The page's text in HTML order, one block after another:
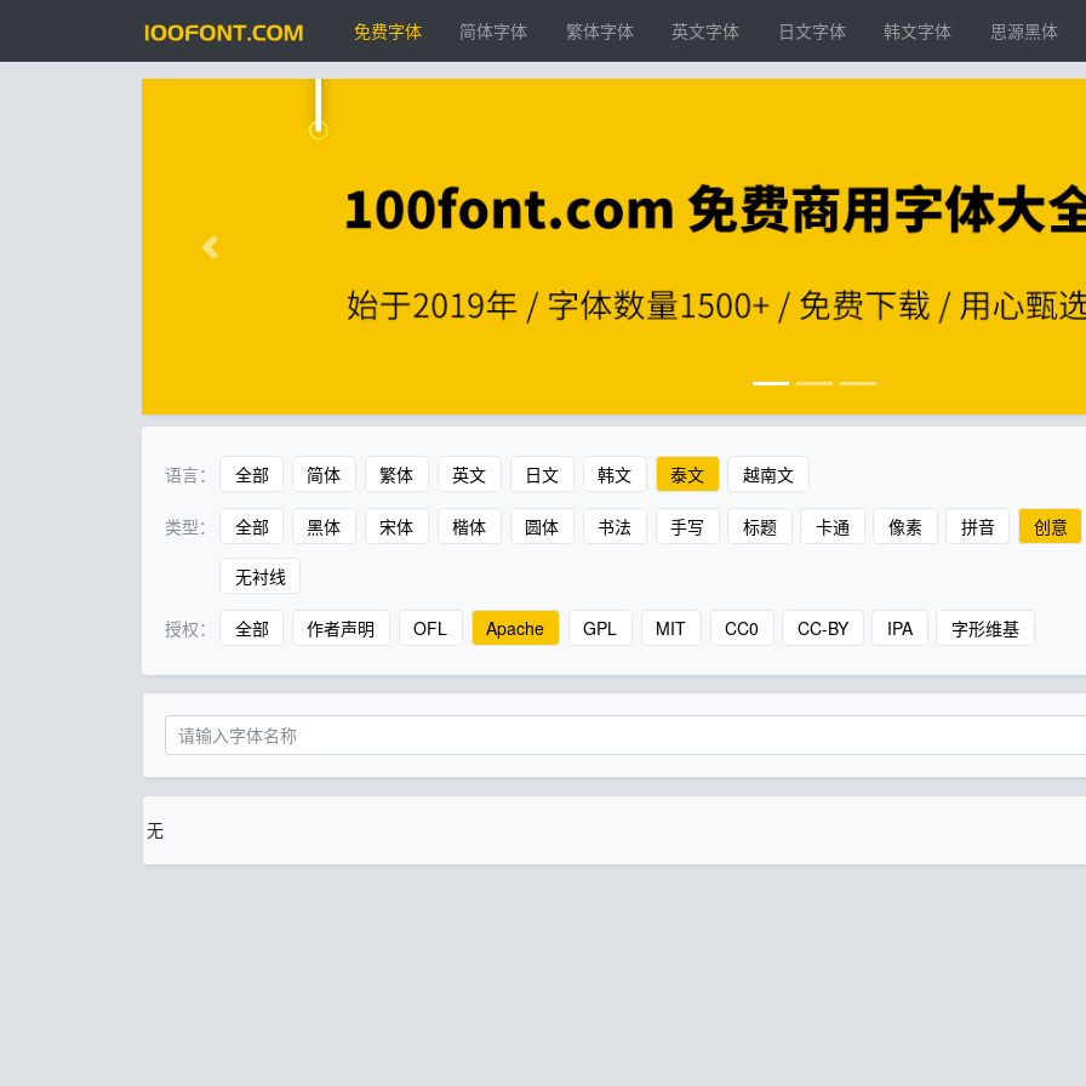
免费字体 简体字体 繁体字体 英文字体 日文字体 韩文字体 思源黑体
语言： 全部 简体 繁体 英文 日文 韩文 泰文 越南文
类型： 全部 黑体 宋体 楷体 圆体 书法 手写 标题 卡通 像素 拼音 创意
无衬线
授权： 全部 作者声明 OFL Apache GPL MIT CC0 CC-BY IPA 字形维基
无